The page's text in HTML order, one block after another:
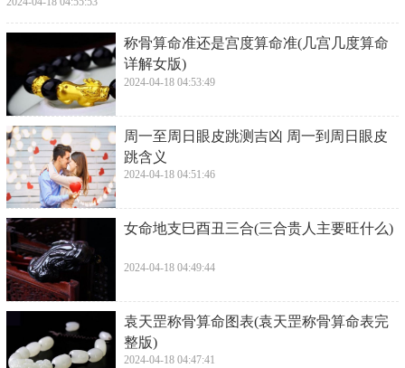
​称骨算命准还是宫度算命准(几宫几度算命
详解女版)
2024-04-18 04:53:49
​周一至周日眼皮跳测吉凶 周一到周日眼皮
跳含义
2024-04-18 04:51:46
​女命地支巳酉丑三合(三合贵人主要旺什么)
2024-04-18 04:49:44
​袁天罡称骨算命图表(袁天罡称骨算命表完
整版)
2024-04-18 04:47:41